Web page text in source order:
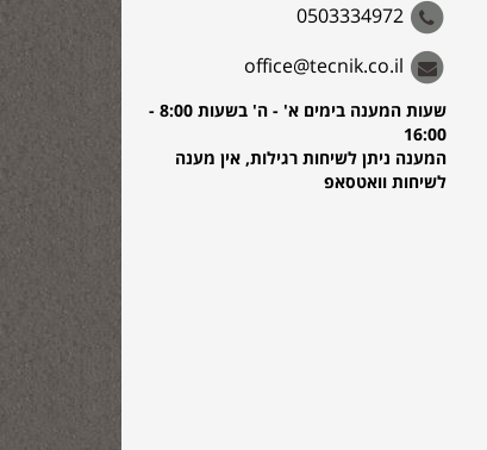
0503334972
office@tecnik.co.il
שעות המענה בימים א' - ה' בשעות 8:00 -
16:00
המענה ניתן לשיחות רגילות, אין מענה
לשיחות וואטסאפ